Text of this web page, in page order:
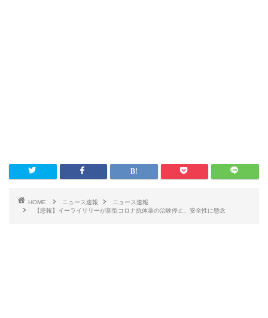
HOME ニュース速報
ニュース速報
【悲報】イーライリリーが新型コロナ抗体薬の治験停止、安全性に懸念